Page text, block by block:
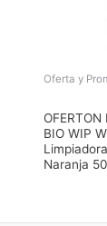
Oferta y
precio
original
era:
$7,17.
precio
actual
es:
$6,46.
OFERTON
BIO WIP
Naranja